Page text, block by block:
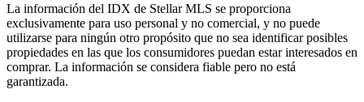
La información del IDX de Stellar MLS se proporciona
exclusivamente para uso personal y no comercial, y no puede
utilizarse para ningún otro propósito que no sea identificar posibles
propiedades en las que los consumidores puedan estar interesados en
comprar. La información se considera fiable pero no está
garantizada.